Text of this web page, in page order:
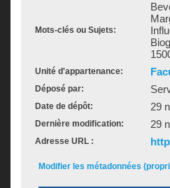
Mots-clés ou Sujets:
Unité d'appartenance:
Déposé par:
Date de dépôt: 29
Dernière modification: 29
Adresse URL :
Modifier les métadonnées